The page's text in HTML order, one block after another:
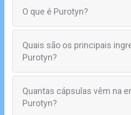
O que é Purotyn?
Quais são os principais
Purotyn?
Quantas cápsulas vêm na
Purotyn?